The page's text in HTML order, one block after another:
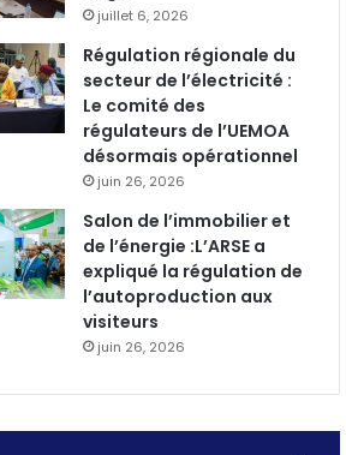
juillet 6, 2026
Régulation régionale du
secteur de l’électricité :
Le comité des
régulateurs de l’UEMOA
désormais opérationnel
juin 26, 2026
Salon de l’immobilier et
de l’énergie :L’ARSE a
expliqué la régulation de
l’autoproduction aux
visiteurs
juin 26, 2026